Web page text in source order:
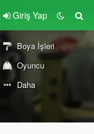
Giriş Yap
Boya İşleri
Oyuncu
Daha